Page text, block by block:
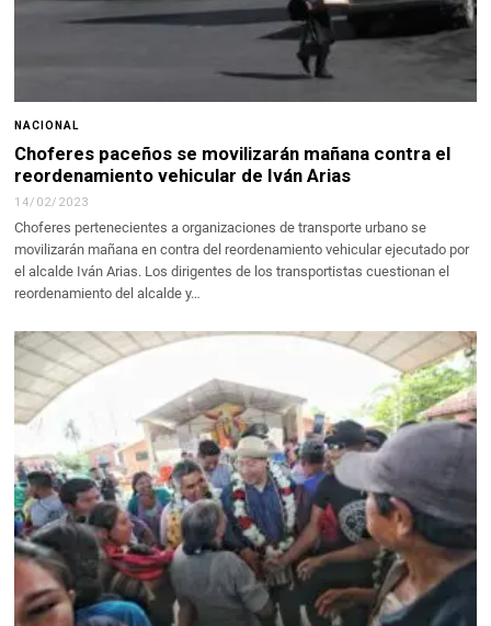
NACIONAL
Choferes paceños se movilizarán mañana contra el
reordenamiento vehicular de Iván Arias
14/02/2023
Choferes pertenecientes a organizaciones de transporte urbano se
movilizarán mañana en contra del reordenamiento vehicular ejecutado por
el alcalde Iván Arias. Los dirigentes de los transportistas cuestionan el
reordenamiento del alcalde y…